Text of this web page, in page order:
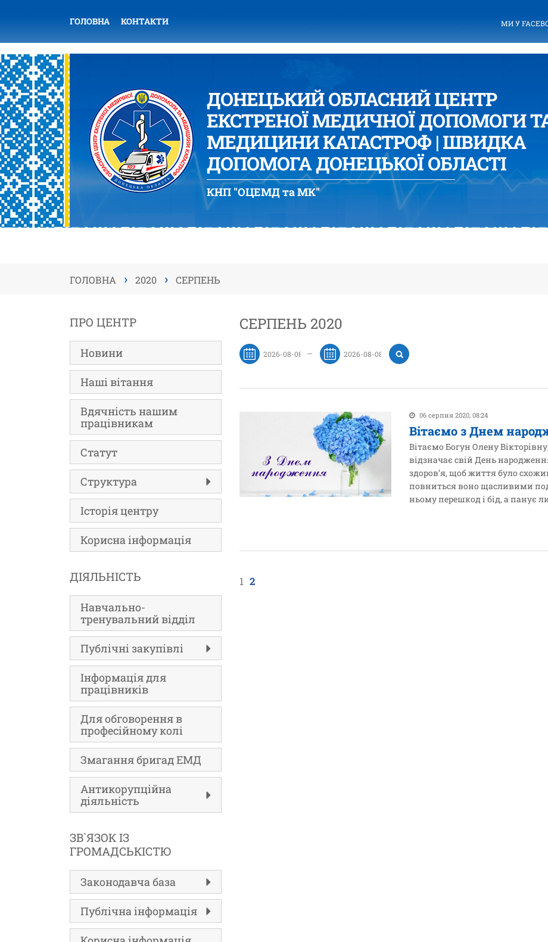
ГОЛОВНА КОНТАКТИ МИ У
ДОНЕЦЬКИЙ ОБЛАСНИЙ ЦЕНТР
ЕКСТРЕНОЇ МЕДИЧНОЇ ДОПОМОГИ
МЕДИЦИНИ КАТАСТРОФ | ШВИДКА
ДОПОМОГА ДОНЕЦЬКОЇ ОБЛАСТІ
КНП "ОЦЕМД та МК"
ГОЛОВНА › 2020 › СЕРПЕНЬ
ПРО ЦЕНТР
Новини
Наші вітання
Вдячність нашим
працівникам
Статут
Структура
Історія центру
Корисна інформація
ДІЯЛЬНІСТЬ
Навчально-
тренувальний відділ
Публічні закупівлі
Інформація для
працівників
Для обговорення в
професійному колі
Змагання бригад ЕМД
Антикорупційна
діяльність
ЗВ`ЯЗОК ІЗ
ГРОМАДСЬКІСТЮ
Законодавча база
Публічна інформація
СЕРПЕНЬ 2020
—
06 серпня 2020, 08:24
Вітаємо з Днем
Вітаємо Богун Олену
відзначає свій День
здоров’я, щоб життя було
повниться воно щасливими
ньому перешкод і бід, а панує
1 2